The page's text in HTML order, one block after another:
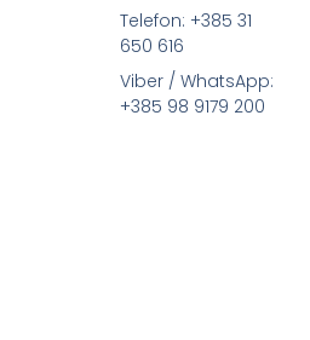
Telefon: +385 31
650 616
Viber / WhatsApp:
+385 98 9179 200